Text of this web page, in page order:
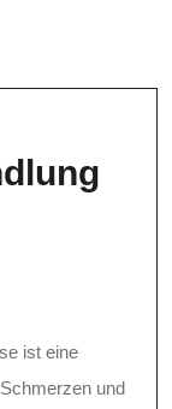
ist eine
und